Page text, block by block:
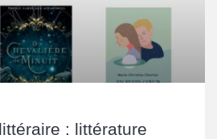
: littérature